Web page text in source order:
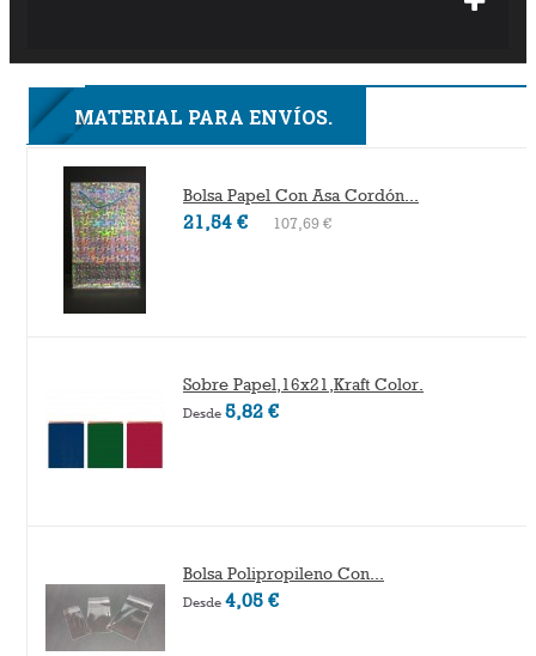
3F
MATERIAL PARA ENVÍOS.
Bolsa Papel Con Asa Cordón...
21,54 € 107,69 €
Sobre Papel,16x21,Kraft Color.
Desde 5,82 €
Bolsa Polipropileno Con...
Desde 4,05 €